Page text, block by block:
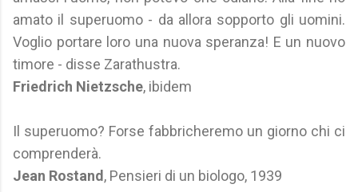
amato il superuomo - da allora sopporto gli uomini.
Voglio portare loro una nuova speranza! E un nuovo
timore - disse Zarathustra.
Friedrich Nietzsche, ibidem
Il superuomo? Forse fabbricheremo un giorno chi ci
comprenderà.
Jean Rostand , Pensieri di un biologo, 1939